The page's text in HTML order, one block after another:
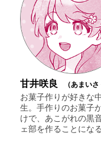
甘井咲良 （あまいさ
お菓子作りが好きな
生。手作りのお菓子
けで、あこがれの黒
ェ部を作ることになる